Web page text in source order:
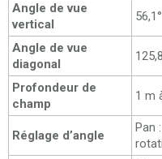
Angle de vue
vertical
Angle de vue
diagonal
Profondeur de
champ
1 m
Réglage d’angle
Pan